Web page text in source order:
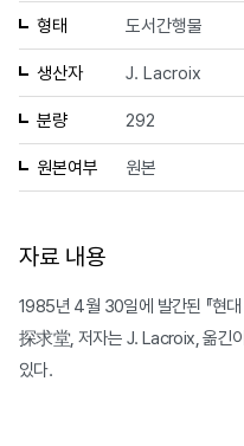
형태 도서간행물
생산자 J. Lacroix
분량 292
원본여부 원본
자료 내용
1985년 4월 30일에 발간된 『현
探求堂, 저자는 J. Lacroix, 옮긴
있다.